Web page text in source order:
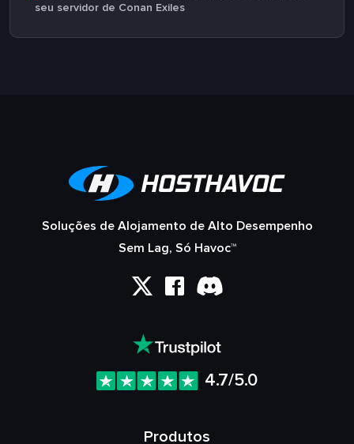
seu servidor de Conan Exiles
Soluções de Alojamento de Alto Desempenho
Sem Lag, Só Havoc™
4.7/5.0
Produtos